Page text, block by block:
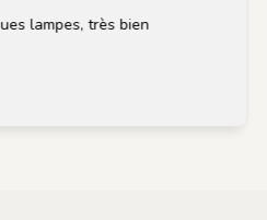
très bien